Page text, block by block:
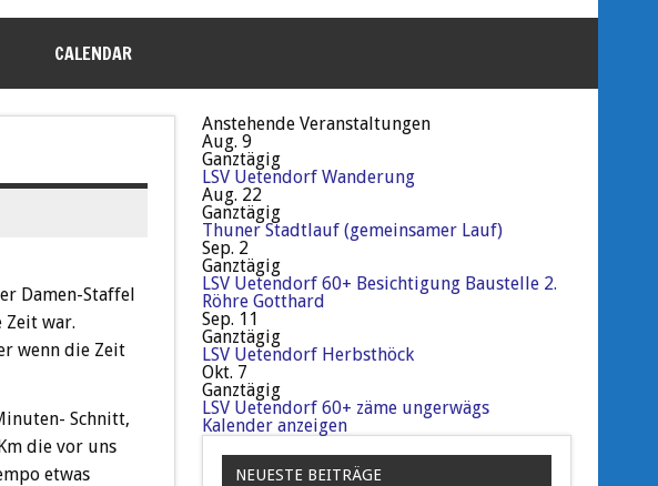
CALENDAR
Damen-Staffel
Zeit war.
wenn die Zeit
Schnitt,
die vor uns
etwas
Anstehende Veranstaltungen
Aug.9
Ganztägig
LSV Uetendorf Wanderung
Aug. 22
Ganztägig
Thuner Stadtlauf (gemeinsamer Lauf)
Sep. 2
Ganztägig
LSV Uetendorf 60+ Besichtigung Baustelle 2.
Röhre Gotthard
Sep. 11
Ganztägig
LSV Uetendorf Herbsthöck
Okt. 7
Ganztägig
LSV Uetendorf 60+ zäme ungerwägs
Kalender anzeigen
NEUESTE BEITRÄGE